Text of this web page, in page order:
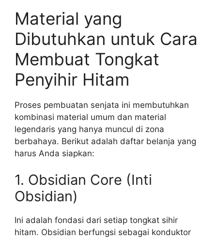
Material yang
Dibutuhkan untuk Cara
Membuat Tongkat
Penyihir Hitam
Proses pembuatan senjata ini membutuhkan
kombinasi material umum dan material
legendaris yang hanya muncul di zona
berbahaya. Berikut adalah daftar belanja yang
harus Anda siapkan:
1. Obsidian Core (Inti
Obsidian)
Ini adalah fondasi dari setiap tongkat sihir
hitam. Obsidian berfungsi sebagai konduktor